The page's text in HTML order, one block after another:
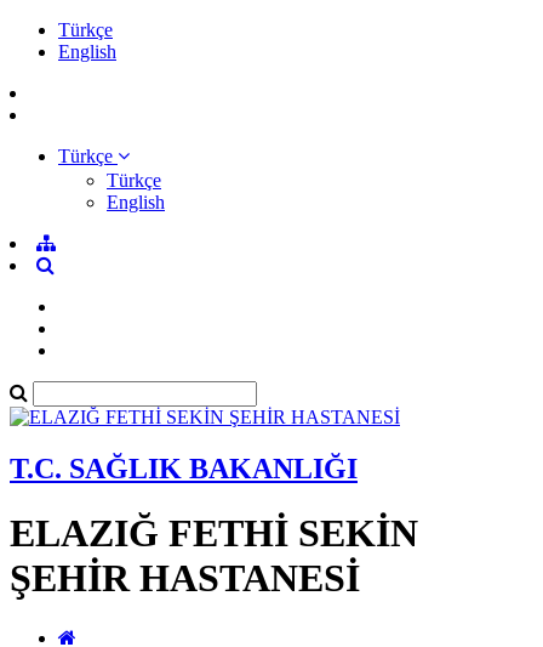
Türkçe
English
Türkçe
Türkçe
English
T.C. SAĞLIK BAKANLIĞI
ELAZIĞ FETHİ SEKİN
ŞEHİR HASTANESİ